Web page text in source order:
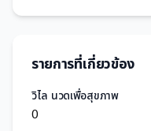
รายการที่เกี่ยวข้อง
วิไล นวดเพื่อสุขภาพ
0